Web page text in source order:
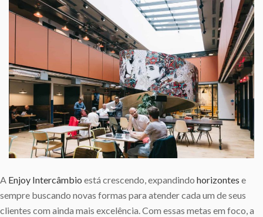
A Enjoy Intercâmbio está crescendo, expandindo horizontes e
sempre buscando novas formas para atender cada um de seus
clientes com ainda mais excelência. Com essas metas em foco, a